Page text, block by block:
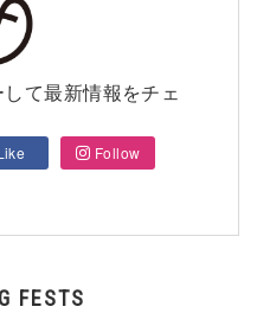
て最新情報をチェ
Follow
FESTS